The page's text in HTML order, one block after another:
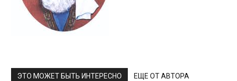
ЭТО МОЖЕТ БЫТЬ ИНТЕРЕСНО ЕЩЕ ОТ АВТОРА